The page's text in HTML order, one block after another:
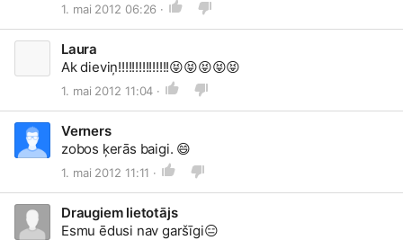
1. mai 2012 06:26 ·
Laura
Ak dieviņ!!!!!!!!!!!!!!!😝😝😝😝😝
1. mai 2012 11:04 ·
Verners
zobos ķerās baigi. 😄
1. mai 2012 11:11 ·
Draugiem lietotājs
Esmu ēdusi nav garšīgi😑